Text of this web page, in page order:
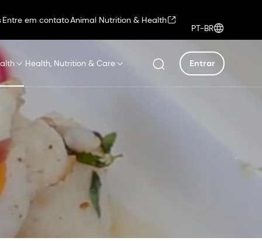
Entre em contatoAnimal Nutrition & Health
PT-BR
Health, Nutrition & Care Entrar